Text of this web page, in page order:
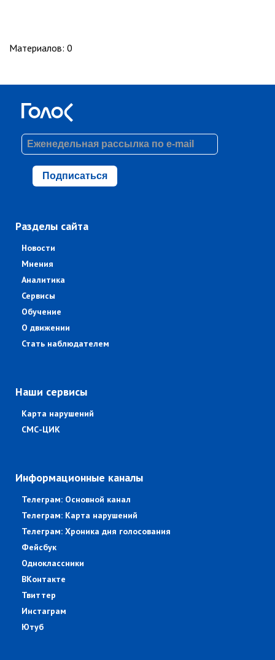
Материалов: 0
Подписаться
Разделы сайта
Новости
Мнения
Аналитика
Сервисы
Обучение
О движении
Стать наблюдателем
Наши сервисы
Карта нарушений
СМС-ЦИК
Информационные каналы
Телеграм: Основной канал
Телеграм: Карта нарушений
Телеграм: Хроника дня голосования
Фейсбук
Одноклассники
ВКонтакте
Твиттер
Инстаграм
Ютуб